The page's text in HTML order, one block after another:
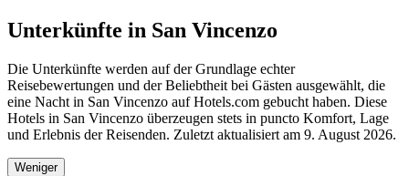
Unterkünfte in San Vincenzo
Die Unterkünfte werden auf der Grundlage echter
Reisebewertungen und der Beliebtheit bei Gästen ausgewählt, die
eine Nacht in San Vincenzo auf Hotels.com gebucht haben. Diese
Hotels in San Vincenzo überzeugen stets in puncto Komfort, Lage
und Erlebnis der Reisenden. Zuletzt aktualisiert am 9. August 2026.
Weniger